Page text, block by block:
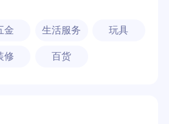
金 生活服务 玩具
修 百货